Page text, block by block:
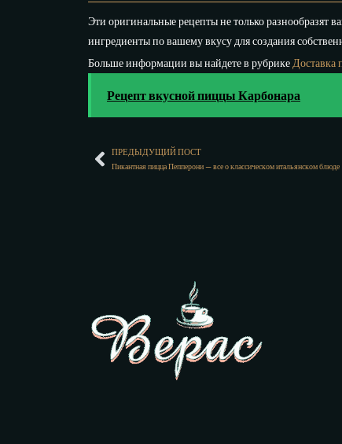
Эти оригинальные рецепты не только разнообразят
ингредиенты по вашему вкусу для создания
Больше информации вы найдете в рубрике Доставка
Рецепт вкусной пиццы Карбонара
ПРЕДЫДУЩИЙ ПОСТ
Пикантная пицца Пепперони — все о классическом итальянском блюде